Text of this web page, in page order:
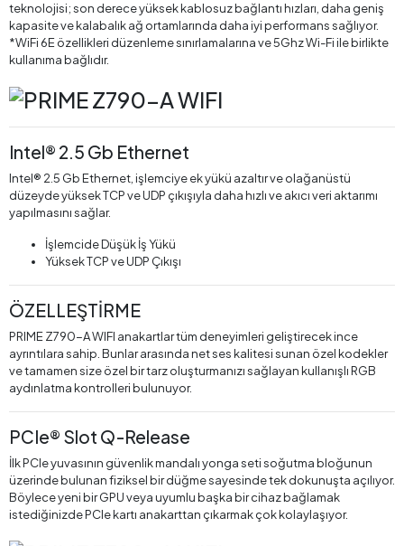
teknolojisi; son derece yüksek kablosuz bağlantı hızları, daha geniş
kapasite ve kalabalık ağ ortamlarında daha iyi performans sağlıyor.
*WiFi 6E özellikleri düzenleme sınırlamalarına ve 5Ghz Wi-Fi ile birlikte
kullanıma bağlıdır.
Intel® 2.5 Gb Ethernet
Intel® 2.5 Gb Ethernet, işlemciye ek yükü azaltır ve olağanüstü
düzeyde yüksek TCP ve UDP çıkışıyla daha hızlı ve akıcı veri aktarımı
yapılmasını sağlar.
İşlemcide Düşük İş Yükü
Yüksek TCP ve UDP Çıkışı
ÖZELLEŞTİRME
PRIME Z790-A WIFI anakartlar tüm deneyimleri geliştirecek ince
ayrıntılara sahip. Bunlar arasında net ses kalitesi sunan özel kodekler
ve tamamen size özel bir tarz oluşturmanızı sağlayan kullanışlı RGB
aydınlatma kontrolleri bulunuyor.
PCIe® Slot Q-Release
İlk PCIe yuvasının güvenlik mandalı yonga seti soğutma bloğunun
üzerinde bulunan fiziksel bir düğme sayesinde tek dokunuşta açılıyor.
Böylece yeni bir GPU veya uyumlu başka bir cihaz bağlamak
istediğinizde PCIe kartı anakarttan çıkarmak çok kolaylaşıyor.